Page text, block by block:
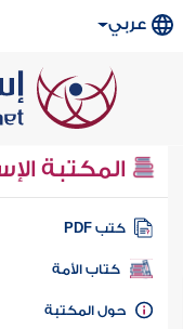
عربي
المكتبة
كتب PDF
كتاب الأمة